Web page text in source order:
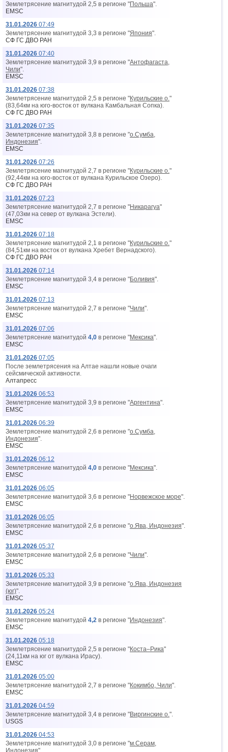
Землетрясение магнитудой 2,5 в регионе "Польша".
EMSC
31.01.2026 07:49
Землетрясение магнитудой 3,3 в регионе "Япония".
СФ ГС ДВО РАН
31.01.2026 07:40
Землетрясение магнитудой 3,9 в регионе "Антофагаста,
Чили".
EMSC
31.01.2026 07:38
Землетрясение магнитудой 2,5 в регионе "Курильские о."
(83,64км на юго-восток от вyлкана Камбальная Сопка).
СФ ГС ДВО РАН
31.01.2026 07:35
Землетрясение магнитудой 3,8 в регионе "о.Сумба,
Индонезия".
EMSC
31.01.2026 07:26
Землетрясение магнитудой 2,7 в регионе "Курильские о."
(92,44км на юго-восток от вyлкана Курильское Озеро).
СФ ГС ДВО РАН
31.01.2026 07:23
Землетрясение магнитудой 2,7 в регионе "Никарагуа"
(47,03км на север от вyлкана Эстели).
EMSC
31.01.2026 07:18
Землетрясение магнитудой 2,1 в регионе "Курильские о."
(84,51км на восток от вyлкана Хребет Вернадского).
СФ ГС ДВО РАН
31.01.2026 07:14
Землетрясение магнитудой 3,4 в регионе "Боливия".
EMSC
31.01.2026 07:13
Землетрясение магнитудой 2,7 в регионе "Чили".
EMSC
31.01.2026 07:06
Землетрясение магнитудой 4,0 в регионе "Мексика".
EMSC
31.01.2026 07:05
После землетрясения на Алтае нашли новые очаги
сейсмической активности.
Алтапресс
31.01.2026 06:53
Землетрясение магнитудой 3,9 в регионе "Аргентина".
EMSC
31.01.2026 06:39
Землетрясение магнитудой 2,6 в регионе "о.Сумба,
Индонезия".
EMSC
31.01.2026 06:12
Землетрясение магнитудой 4,0 в регионе "Мексика".
EMSC
31.01.2026 06:05
Землетрясение магнитудой 3,6 в регионе "Норвежское море".
EMSC
31.01.2026 06:05
Землетрясение магнитудой 2,6 в регионе "о.Ява, Индонезия".
EMSC
31.01.2026 05:37
Землетрясение магнитудой 2,6 в регионе "Чили".
EMSC
31.01.2026 05:33
Землетрясение магнитудой 3,9 в регионе "о.Ява, Индонезия
(юг)".
EMSC
31.01.2026 05:24
Землетрясение магнитудой 4,2 в регионе "Индонезия".
EMSC
31.01.2026 05:18
Землетрясение магнитудой 2,5 в регионе "Коста–Рика"
(24,11км на юг от вyлкана Ирасу).
EMSC
31.01.2026 05:00
Землетрясение магнитудой 2,7 в регионе "Кокимбо, Чили".
EMSC
31.01.2026 04:59
Землетрясение магнитудой 3,4 в регионе "Виргинские о.".
USGS
31.01.2026 04:53
Землетрясение магнитудой 3,0 в регионе "м.Серам,
Индонезия".